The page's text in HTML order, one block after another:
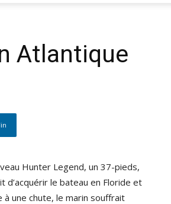
Atlantique
Hunter Legend, un 37-pieds,
d’acquérir le bateau en Floride et
à une chute, le marin souffrait